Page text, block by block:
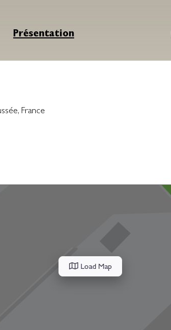
Présentation
, France
Load Map